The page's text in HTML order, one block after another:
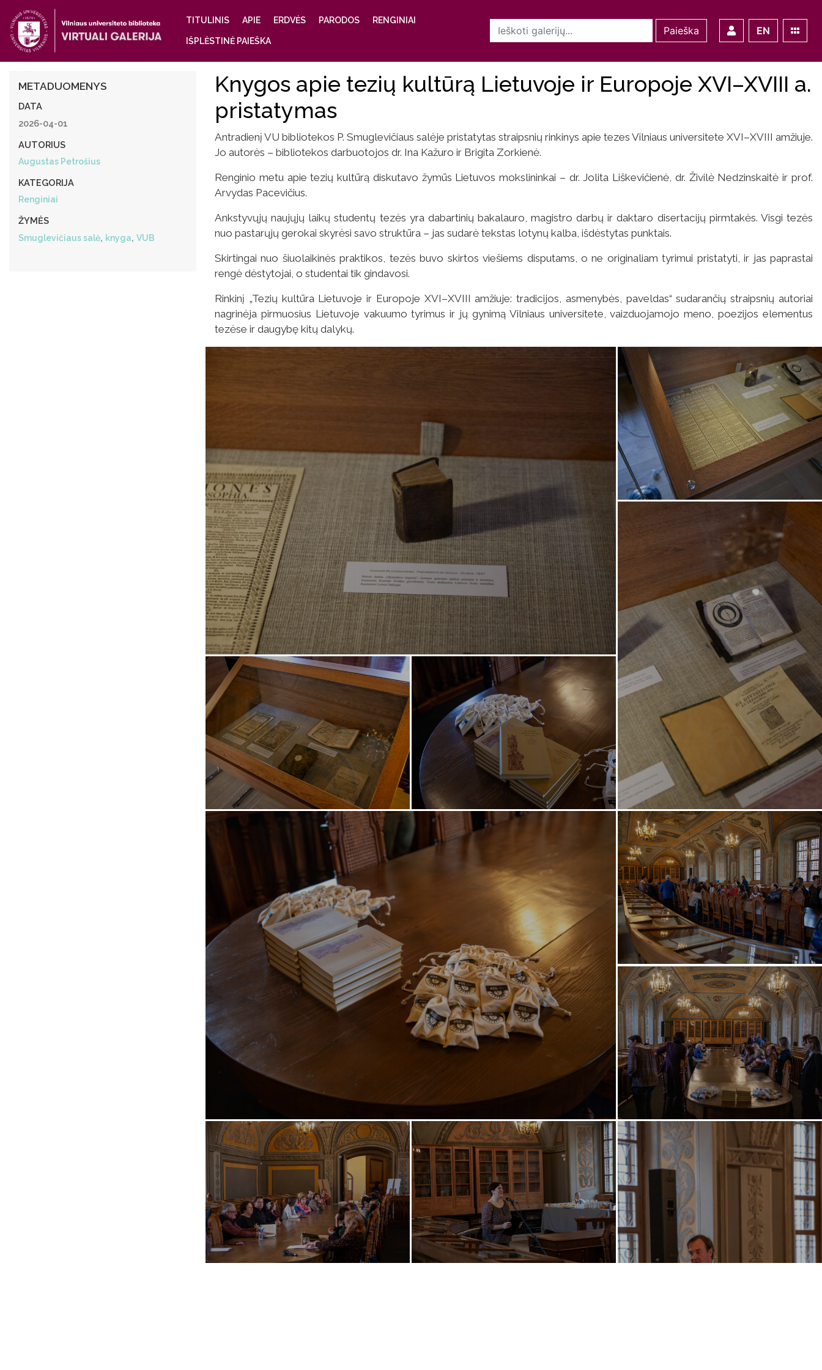
Main
navigation
TITULINIS APIE ERDVĖS PARODOS RENGINIAI
IŠPLĖSTINĖ PAIEŠKA
Paieška EN
Knygos apie tezių kultūrą Lietuvoje ir Europoje XVI–XVIII a.
pristatymas
Antradienį VU bibliotekos P. Smuglevičiaus salėje pristatytas straipsnių rinkinys apie tezes Vilniaus universitete XVI–XVIII amžiuje.
Jo autorės – bibliotekos darbuotojos dr. Ina Kažuro ir Brigita Zorkienė.
Renginio metu apie tezių kultūrą diskutavo žymūs Lietuvos mokslininkai – dr. Jolita Liškevičienė, dr. Živilė Nedzinskaitė ir prof.
Arvydas Pacevičius.
Ankstyvųjų naujųjų laikų studentų tezės yra dabartinių bakalauro, magistro darbų ir daktaro disertacijų pirmtakės. Visgi tezės
nuo pastarųjų gerokai skyrėsi savo struktūra – jas sudarė tekstas lotynų kalba, išdėstytas punktais.
Skirtingai nuo šiuolaikinės praktikos, tezės buvo skirtos viešiems disputams, o ne originaliam tyrimui pristatyti, ir jas paprastai
rengė dėstytojai, o studentai tik gindavosi.
Rinkinį „Tezių kultūra Lietuvoje ir Europoje XVI–XVIII amžiuje: tradicijos, asmenybės, paveldas“ sudarančių straipsnių autoriai
nagrinėja pirmuosius Lietuvoje vakuumo tyrimus ir jų gynimą Vilniaus universitete, vaizduojamojo meno, poezijos elementus
tezėse ir daugybę kitų dalykų.
METADUOMENYS
DATA
2026-04-01
AUTORIUS
Augustas Petrošius
KATEGORIJA
Renginiai
ŽYMĖS
Smuglevičiaus salė, knyga, VUB